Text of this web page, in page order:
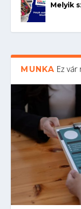
Melyik
MUNKA Ez vár